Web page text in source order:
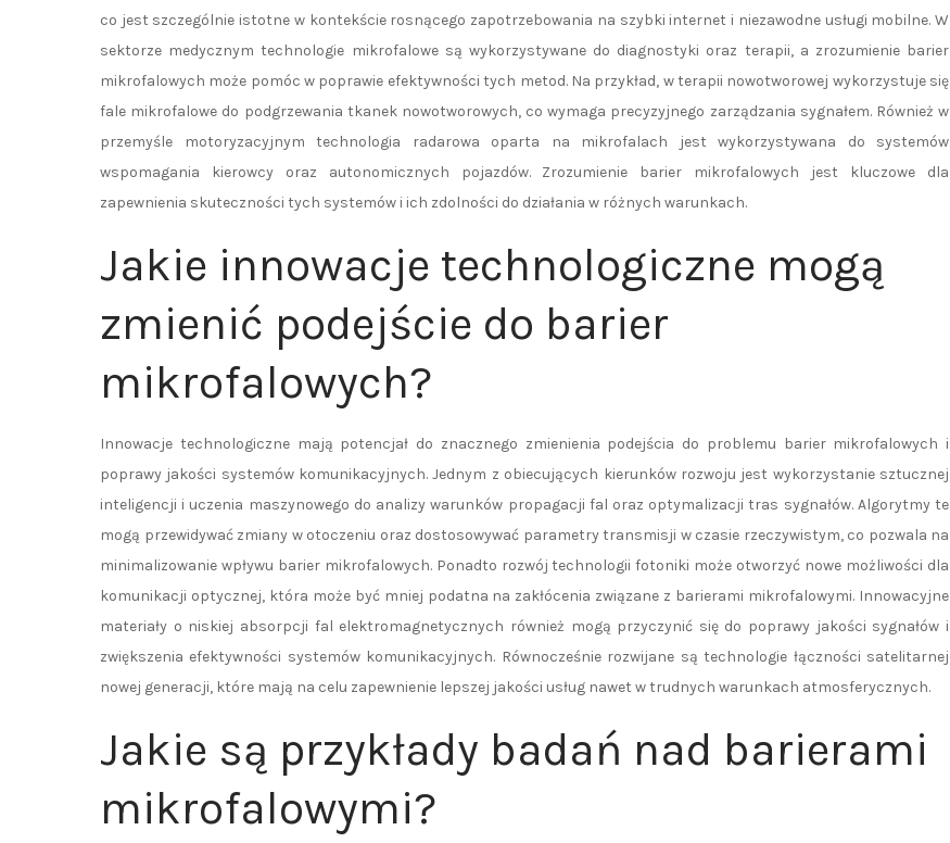
co jest szczególnie istotne w kontekście rosnącego zapotrzebowania na szybki internet i niezawodne usługi mobilne. W
sektorze medycznym technologie mikrofalowe są wykorzystywane do diagnostyki oraz terapii, a zrozumienie barier
mikrofalowych może pomóc w poprawie efektywności tych metod. Na przykład, w terapii nowotworowej wykorzystuje się
fale mikrofalowe do podgrzewania tkanek nowotworowych, co wymaga precyzyjnego zarządzania sygnałem. Również w
przemyśle motoryzacyjnym technologia radarowa oparta na mikrofalach jest wykorzystywana do systemów
wspomagania kierowcy oraz autonomicznych pojazdów. Zrozumienie barier mikrofalowych jest kluczowe dla
zapewnienia skuteczności tych systemów i ich zdolności do działania w różnych warunkach.
Jakie innowacje technologiczne mogą
zmienić podejście do barier
mikrofalowych?
Innowacje technologiczne mają potencjał do znacznego zmienienia podejścia do problemu barier mikrofalowych i
poprawy jakości systemów komunikacyjnych. Jednym z obiecujących kierunków rozwoju jest wykorzystanie sztucznej
inteligencji i uczenia maszynowego do analizy warunków propagacji fal oraz optymalizacji tras sygnałów. Algorytmy te
mogą przewidywać zmiany w otoczeniu oraz dostosowywać parametry transmisji w czasie rzeczywistym, co pozwala na
minimalizowanie wpływu barier mikrofalowych. Ponadto rozwój technologii fotoniki może otworzyć nowe możliwości dla
komunikacji optycznej, która może być mniej podatna na zakłócenia związane z barierami mikrofalowymi. Innowacyjne
materiały o niskiej absorpcji fal elektromagnetycznych również mogą przyczynić się do poprawy jakości sygnałów i
zwiększenia efektywności systemów komunikacyjnych. Równocześnie rozwijane są technologie łączności satelitarnej
nowej generacji, które mają na celu zapewnienie lepszej jakości usług nawet w trudnych warunkach atmosferycznych.
Jakie są przykłady badań nad barierami
mikrofalowymi?